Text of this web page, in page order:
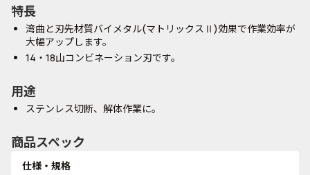
特長
湾曲と刃先材質バイメタル(マトリックスⅡ)効果で作業効率が
大幅アップします。
14・18山コンビネーション刃です。
用途
ステンレス切断、解体作業に。
商品スペック
仕様・規格